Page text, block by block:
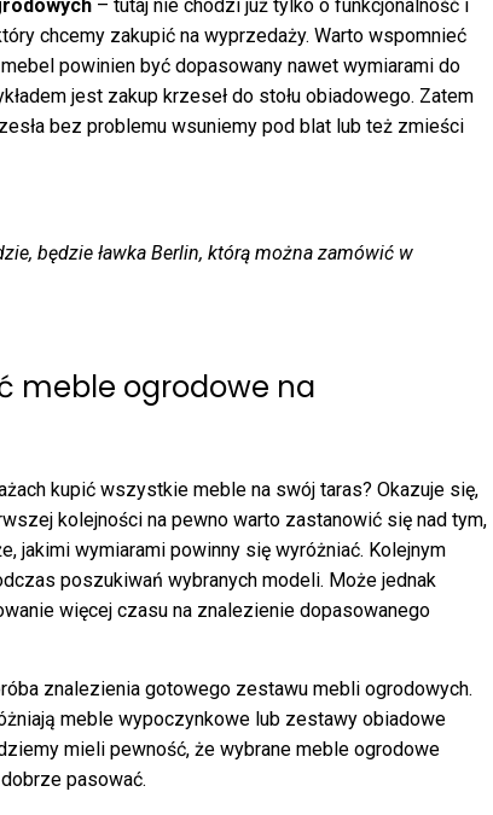
– tutaj nie chodzi już tylko o funkcjonalność i
chcemy zakupić na wyprzedaży. Warto wspomnieć
powinien być dopasowany nawet wymiarami do
jest zakup krzeseł do stołu obiadowego. Zatem
bez problemu wsuniemy pod blat lub też zmieści
będzie ławka Berlin, którą można zamówić w
meble ogrodowe na
kupić wszystkie meble na swój taras? Okazuje się,
kolejności na pewno warto zastanowić się nad tym,
jakimi wymiarami powinny się wyróżniać. Kolejnym
poszukiwań wybranych modeli. Może jednak
więcej czasu na znalezienie dopasowanego
znalezienia gotowego zestawu mebli ogrodowych.
meble wypoczynkowe lub zestawy obiadowe
mieli pewność, że wybrane meble ogrodowe
pasować.